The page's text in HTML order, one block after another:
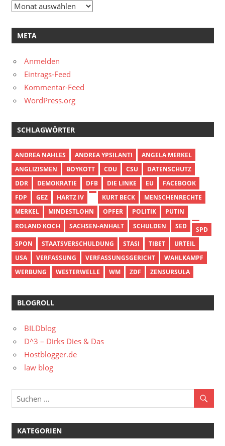
Archiv
META
Anmelden
Eintrags-Feed
Kommentar-Feed
WordPress.org
SCHLAGWÖRTER
ANDREA NAHLES ANDREA YPSILANTI
ANGELA MERKEL
ANGLIZISMEN
BOYKOTT CDU CSU
DATENSCHUTZ
DDR
DEMOKRATIE DFB DIE LINKE EU
FACEBOOK
FDP
GEZ HARTZ IV KURT BECK
MENSCHENRECHTE
MERKEL
MINDESTLOHN OPFER POLITIK
PUTIN
ROLAND KOCH
SACHSEN-ANHALT SCHULDEN SED
SPD
SPON
STAATSVERSCHULDUNG STASI TIBET
URTEIL
USA
VERFASSUNG VERFASSUNGSGERICHT
WAHLKAMPF
WERBUNG
WESTERWELLE WM ZDF ZENSURSULA
BLOGROLL
BILDblog
D^3 – Dirks Dies & Das
Hostblogger.de
law blog
KATEGORIEN